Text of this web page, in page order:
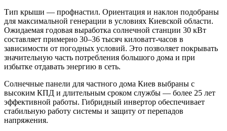
Тип крыши — профнастил. Ориентация и наклон подобраны
для максимальной генерации в условиях Киевской области.
Ожидаемая годовая выработка солнечной станции 30 кВт
составляет примерно 30–36 тысяч киловатт-часов в
зависимости от погодных условий. Это позволяет покрывать
значительную часть потребления большого дома и при
избытке отдавать энергию в сеть.
Солнечные панели для частного дома Киев выбраны с
высоким КПД и длительным сроком службы — более 25 лет
эффективной работы. Гибридный инвертор обеспечивает
стабильную работу системы и защиту от перепадов
напряжения.